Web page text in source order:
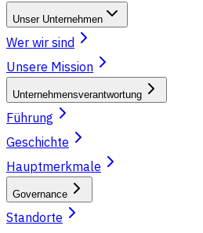
Unser Unternehmen
Wer wir sind
Unsere Mission
Unternehmensverantwortung
Führung
Geschichte
Hauptmerkmale
Governance
Standorte